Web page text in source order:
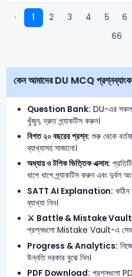
‹ 1 2 3 4 5 6
66
কেন আমাদের DU MCQ
Question Bank: DU-এর সকল
খুঁজুন, দ্রুত প্র্যাকটিস করুন।
বিগত ২০ বছরের প্রশ্ন: শুরু থেকে
ব্যাখ্যাসহ সাজানো।
অধ্যায় ও টপিক ভিত্তিক এক্সাম:
ধাপে ধাপে প্র্যাকটিস করুন এবং
SATT AI Explanation: কঠিন
ব্যাখ্যা নিন।
⚔️ Battle & Mistake
প্রশ্নগুলো Mistake Vault-এ সেভ
Progress & Analytics:
উন্নতি দরকার বুঝে নিন।
PDF Download: প্রশ্নগুলো